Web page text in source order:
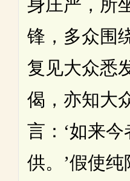
身庄严，所
锋，多众围
复见大众悉
偈，亦知大
言：‘如来
供。’假使